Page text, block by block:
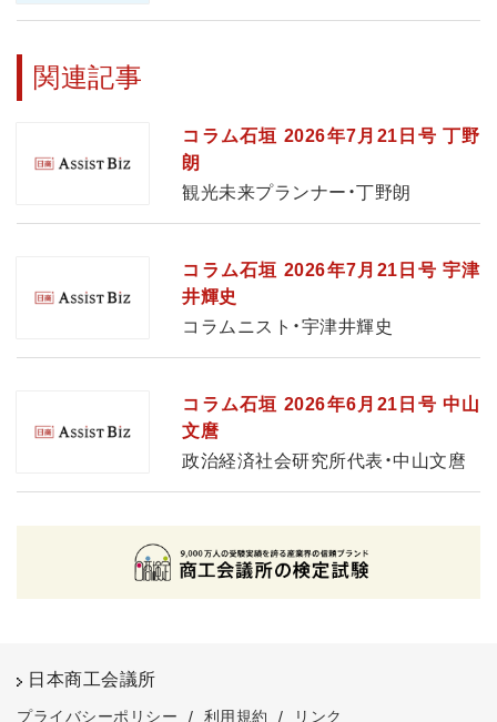
関連記事
コラム石垣 2026年7月21日号 丁野
朗
観光未来プランナー・丁野朗
コラム石垣 2026年7月21日号 宇津
井輝史
コラムニスト・宇津井輝史
コラム石垣 2026年6月21日号 中山
文麿
政治経済社会研究所代表・中山文麿
日本商工会議所
プライバシーポリシー / 利用規約 / リンク